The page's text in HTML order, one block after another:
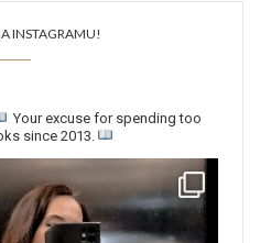
INSTAGRAMU!
Your excuse for spending too
since 2013.